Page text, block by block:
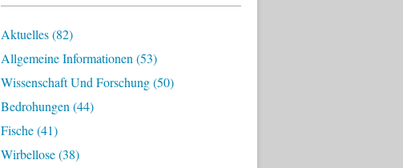
Aktuelles(82)
Allgemeine Informationen (53)
Wissenschaft Und Forschung(50)
Bedrohungen (44)
Fische(41)
Wirbellose(38)